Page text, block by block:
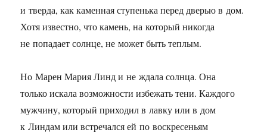
и тверда, как каменная ступенька перед дверью в дом.
Хотя известно, что камень, на который никогда
не попадает солнце, не может быть теплым.
Но Марен Мария Линд и не ждала солнца. Она
только искала возможности избежать тени. Каждого
мужчину, который приходил в лавку или в дом
к Линдам или встречался ей по воскресеньям